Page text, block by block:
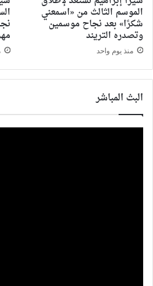
الموسم الثالث من «اسمعني
شكرًا» بعد نجاح موسمين
وتصدره التريند
منذ يوم واحد
البث المباشر